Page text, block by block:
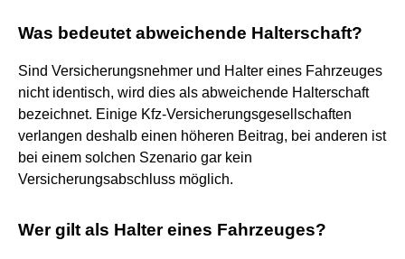
Was bedeutet abweichende Halterschaft?
Sind Versicherungsnehmer und Halter eines Fahrzeuges
nicht identisch, wird dies als abweichende Halterschaft
bezeichnet. Einige Kfz-Versicherungsgesellschaften
verlangen deshalb einen höheren Beitrag, bei anderen ist
bei einem solchen Szenario gar kein
Versicherungsabschluss möglich.
Wer gilt als Halter eines Fahrzeuges?